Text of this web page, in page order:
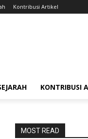
Kontribusi Artikel
KONTRIBUSI
MOST READ